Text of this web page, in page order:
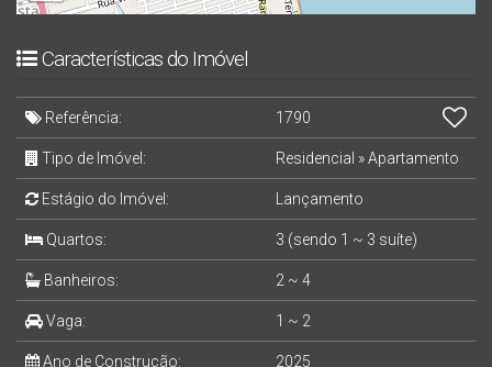
Características do Imóvel
Referência: 1790
Tipo de Imóvel: Residencial »Apartamento
Estágio do Imóvel: Lançamento
Quartos: 3 (sendo 1 ~ 3 suíte)
Banheiros: 2 ~ 4
Vaga: 1 ~ 2
Ano de Construção: 2025